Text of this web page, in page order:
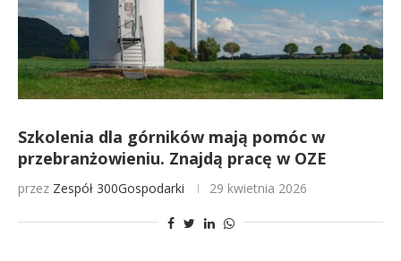
Szkolenia dla górników mają pomóc w
przebranżowieniu. Znajdą pracę w OZE
przez Zespół 300Gospodarki 29 kwietnia 2026